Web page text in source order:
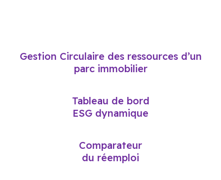
Gestion Circulaire des ressources d’un
parc immobilier
Tableau de bord
ESG dynamique
Comparateur
du réemploi